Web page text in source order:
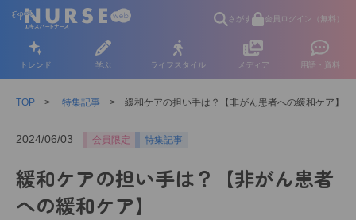
さがす 会員ログイン（無料）
トレンド 学ぶ ライフスタイル メディア 用語・資料
TOP 特集記事 緩和ケアの担い手は？【非がん患者への緩和ケア】
2024/06/03 会員限定 特集記事
緩和ケアの担い手は？【非がん患者
への緩和ケア】